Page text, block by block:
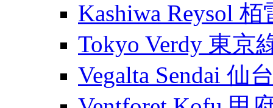
Kashiwa Reysol
Tokyo Verdy 東京
Vegalta Sendai 仙